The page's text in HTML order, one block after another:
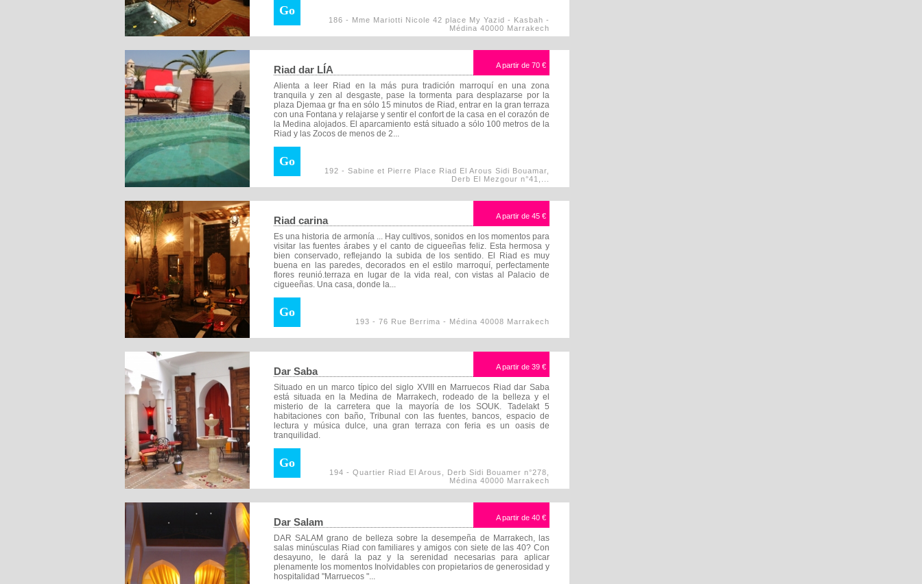
186 - Mme Mariotti Nicole 42 place My Yazid - Kasbah -
Médina 40000 Marrakech
Go
Riad dar LÍA A partir de 70 €
Alienta a leer Riad en la más pura tradición marroquí en una zona
tranquila y zen al desgaste, pase la tormenta para desplazarse por la
plaza Djemaa gr fna en sólo 15 minutos de Riad, entrar en la gran terraza
con una Fontana y relajarse y sentir el confort de la casa en el corazón de
la Medina alojados. El aparcamiento está situado a sólo 100 metros de la
Riad y las Zocos de menos de 2...
192 - Sabine et Pierre Place Riad El Arous Sidi Bouamar,
Derb El Mezgour n°41,...
Go
Riad carina A partir de 45 €
Es una historia de armonía ... Hay cultivos, sonidos en los momentos para
visitar las fuentes árabes y el canto de cigueeñas feliz. Esta hermosa y
bien conservado, reflejando la subida de los sentido. El Riad es muy
buena en las paredes, decorados en el estilo marroquí, perfectamente
flores reunió.terraza en lugar de la vida real, con vistas al Palacio de
cigueeñas. Una casa, donde la...
193 - 76 Rue Berrima - Médina 40008 Marrakech
Go
Dar Saba A partir de 39 €
Situado en un marco típico del siglo XVIII en Marruecos Riad dar Saba
está situada en la Medina de Marrakech, rodeado de la belleza y el
misterio de la carretera que la mayoría de los SOUK. Tadelakt 5
habitaciones con baño, Tribunal con las fuentes, bancos, espacio de
lectura y música dulce, una gran terraza con feria es un oasis de
tranquilidad.
194 - Quartier Riad El Arous, Derb Sidi Bouamer n°278,
Médina 40000 Marrakech
Go
Dar Salam A partir de 40 €
DAR SALAM grano de belleza sobre la desempeña de Marrakech, las
salas minúsculas Riad con familiares y amigos con siete de las 40? Con
desayuno, le dará la paz y la serenidad necesarias para aplicar
plenamente los momentos Inolvidables con propietarios de generosidad y
hospitalidad "Marruecos "...